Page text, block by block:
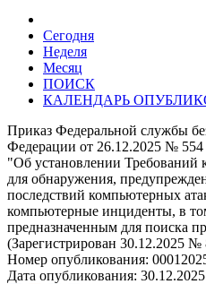
Сегодня
Неделя
Месяц
ПОИСК
КАЛЕНДАРЬ
Приказ Федеральной службы
Федерации от 26.12.2025 № 554
"Об установлении Требований
для обнаружения,
последствий компьютерных
компьютерные инциденты, в
предназначенным для поиска
(Зарегистрирован 30.12.2025 №
Номер опубликования:
Дата опубликования: 30.12.2025